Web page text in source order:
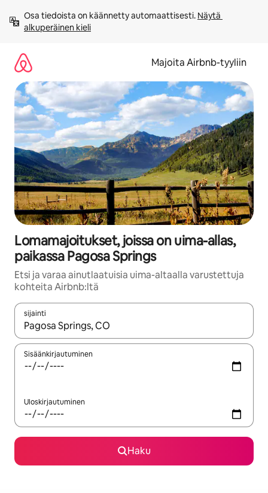
sisältö
väliin
Osa tiedoista on käännetty automaattisesti. Näytä
alkuperäinen kieli
Majoita Airbnb-tyyliin
Lomamajoitukset, joissa on uima-allas,
paikassa Pagosa Springs
Etsi ja varaa ainutlaatuisia uima-altaalla varustettuja
kohteita Airbnb:ltä
sijainti
Kun tulokset ovat saatavilla, navigoi ylös- ja alas-
Sisäänkirjautuminen
Uloskirjautuminen
Haku